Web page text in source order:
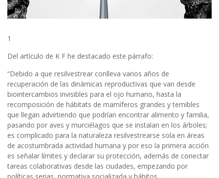
1
Del artículo de K F he destacado este párrafo:
“Debido a que resilvestrear conlleva varios años de
recuperación de las dinámicas reproductivas que van desde
biointercambios invisibles para el ojo humano, hasta la
recomposición de hábitats de mamíferos grandes y temibles
que llegan advirtiendo que podrían encontrar alimento y familia,
pasando por aves y murciélagos que se instalan en los árboles;
es complicado para la naturaleza resilvestrearse sola en áreas
de acostumbrada actividad humana y por eso la primera acción
es señalar límites y declarar su protección, además de conectar
tareas colaborativas desde las ciudades, empezando por